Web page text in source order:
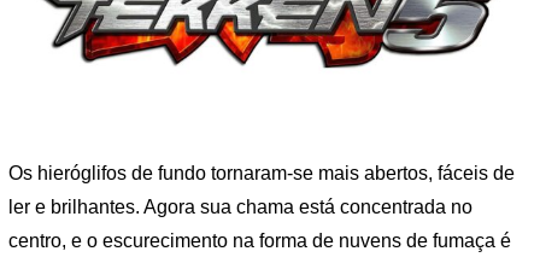
Os hieróglifos de fundo tornaram-se mais abertos, fáceis de
ler e brilhantes. Agora sua chama está concentrada no
centro, e o escurecimento na forma de nuvens de fumaça é